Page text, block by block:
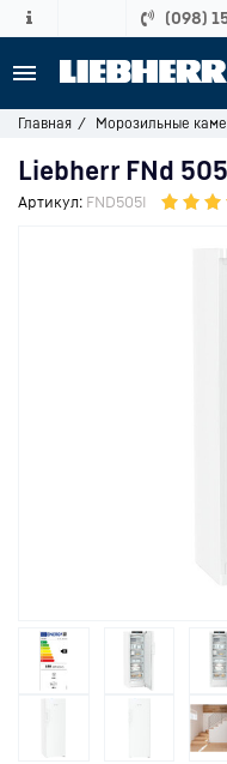
(098)
Главная Морозильные
Liebherr FNd
Артикул: FND505I